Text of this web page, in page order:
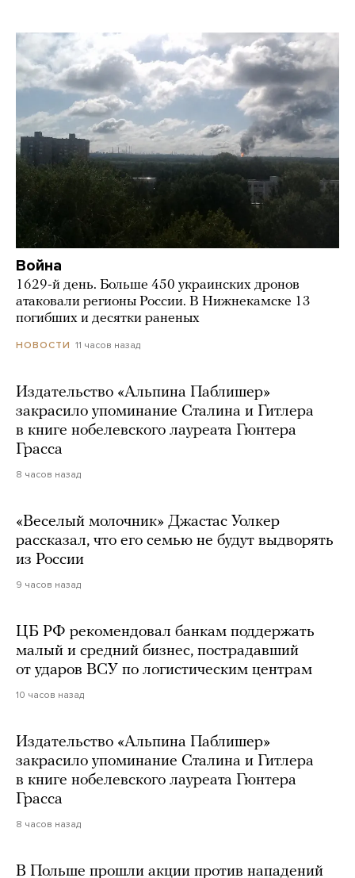
Война
1629-й день. Больше 450 украинских дронов
атаковали регионы России. В Нижнекамске 13
погибших и десятки раненых
НОВОСТИ 11 часов назад
Издательство «Альпина Паблишер»
закрасило упоминание Сталина и Гитлера
в книге нобелевского лауреата Гюнтера
Грасса
8 часов назад
«Веселый молочник» Джастас Уолкер
рассказал, что его семью не будут выдворять
из России
9 часов назад
ЦБ РФ рекомендовал банкам поддержать
малый и средний бизнес, пострадавший
от ударов ВСУ по логистическим центрам
10 часов назад
Издательство «Альпина Паблишер»
закрасило упоминание Сталина и Гитлера
в книге нобелевского лауреата Гюнтера
Грасса
8 часов назад
В Польше прошли акции против нападений